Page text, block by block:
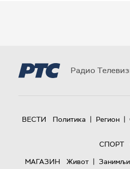
Радио
ВЕСТИ Политика | Регион |
СПОРТ
МАГАЗИН
Живот |